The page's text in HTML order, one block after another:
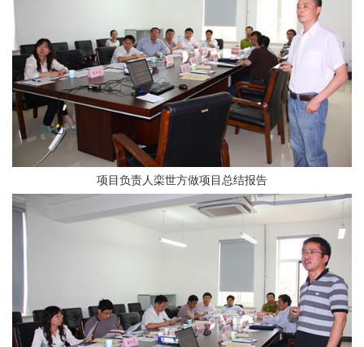
项目负责人栾世方做项目总结报告